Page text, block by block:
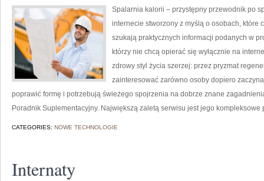
Spalarnia kalorii – przystępny przewodnik po
internecie stworzony z myślą o osobach, które
szukają praktycznych informacji podanych w
którzy nie chcą opierać się wyłącznie na
zdrowy styl życia szerzej: przez pryzmat
zainteresować zarówno osoby dopiero
poprawić formę i potrzebują świeżego spojrzenia na dobrze znane
Poradnik Suplementacyjny. Największą zaletą serwisu jest jego
CATEGORIES: NOWE TECHNOLOGIE
Internaty